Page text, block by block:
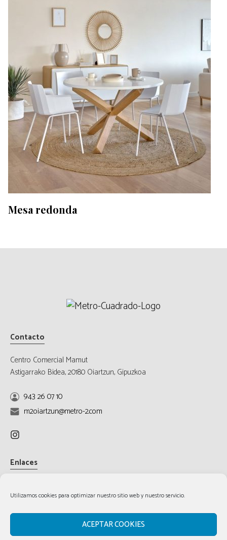
Utilizamos cookies para optimizar nuestro sitio web y nuestro servicio.
ACEPTAR COOKIES
Mesa redonda
Contacto
Centro Comercial Mamut
Astigarrako Bidea, 20180 Oiartzun, Gipuzkoa
943 26 07 10
m2oiartzun@metro-2.com
Enlaces
Política de cookies